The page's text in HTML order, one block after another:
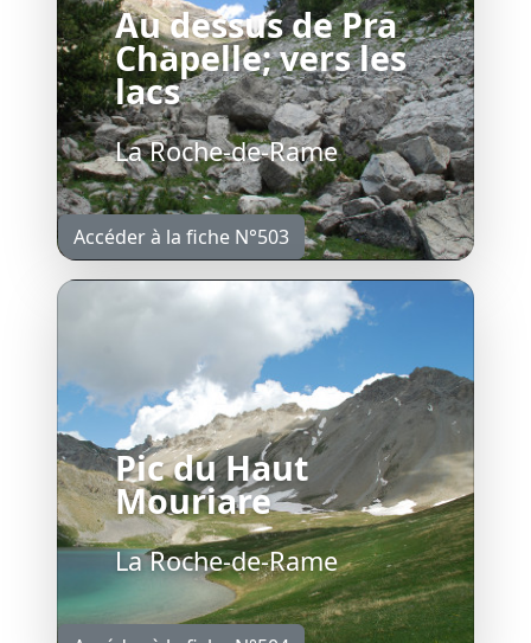
Au dessus de Pra
Chapelle; vers les
lacs
La Roche-de-Rame
Accéder à la fiche N°503
Pic du Haut
Mouriare
La Roche-de-Rame